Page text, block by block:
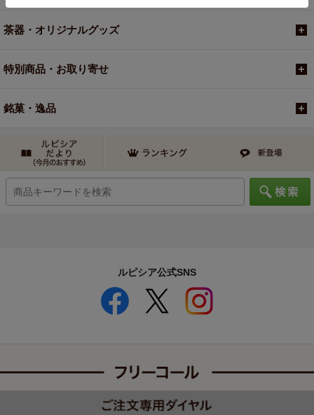
茶器・オリジナルグッズ
特別商品・お取り寄せ
銘菓・逸品
ルピシア公式SNS